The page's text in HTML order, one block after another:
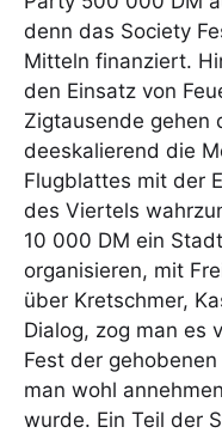
denn das Society
Mitteln finanziert.
den Einsatz von
Zigtausende gehen
deeskalierend die
Flugblattes mit der
des Viertels
10 000 DM ein
organisieren, mit
über Kretschmer,
Dialog, zog man es
Fest der
man wohl
wurde. Ein Teil der